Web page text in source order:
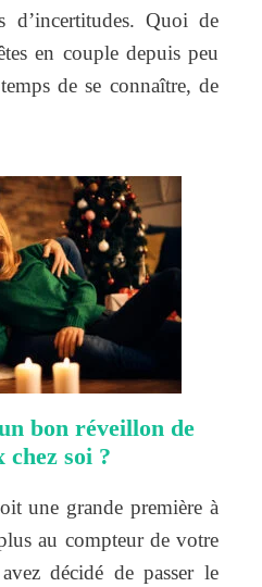
d’incertitudes. Quoi de
en couple depuis peu
de se connaître, de
bon réveillon de
chez soi ?
une grande première à
au compteur de votre
décidé de passer le